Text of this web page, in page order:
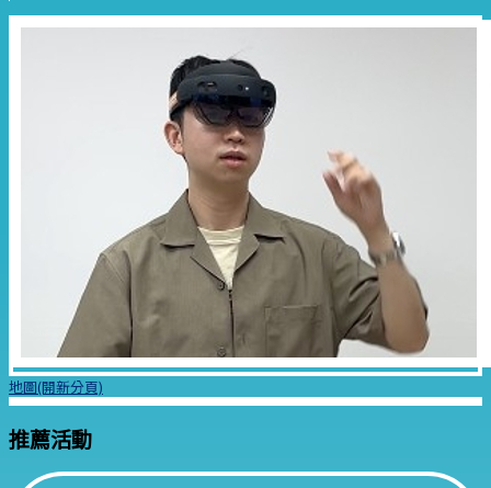
地圖(開新分頁)
推薦活動